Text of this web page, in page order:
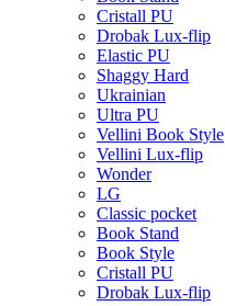
Cristall PU
Drobak Lux-flip
Elastic PU
Shaggy Hard
Ukrainian
Ultra PU
Vellini Book Style
Vellini Lux-flip
Wonder
LG
Classic pocket
Book Stand
Book Style
Cristall PU
Drobak Lux-flip